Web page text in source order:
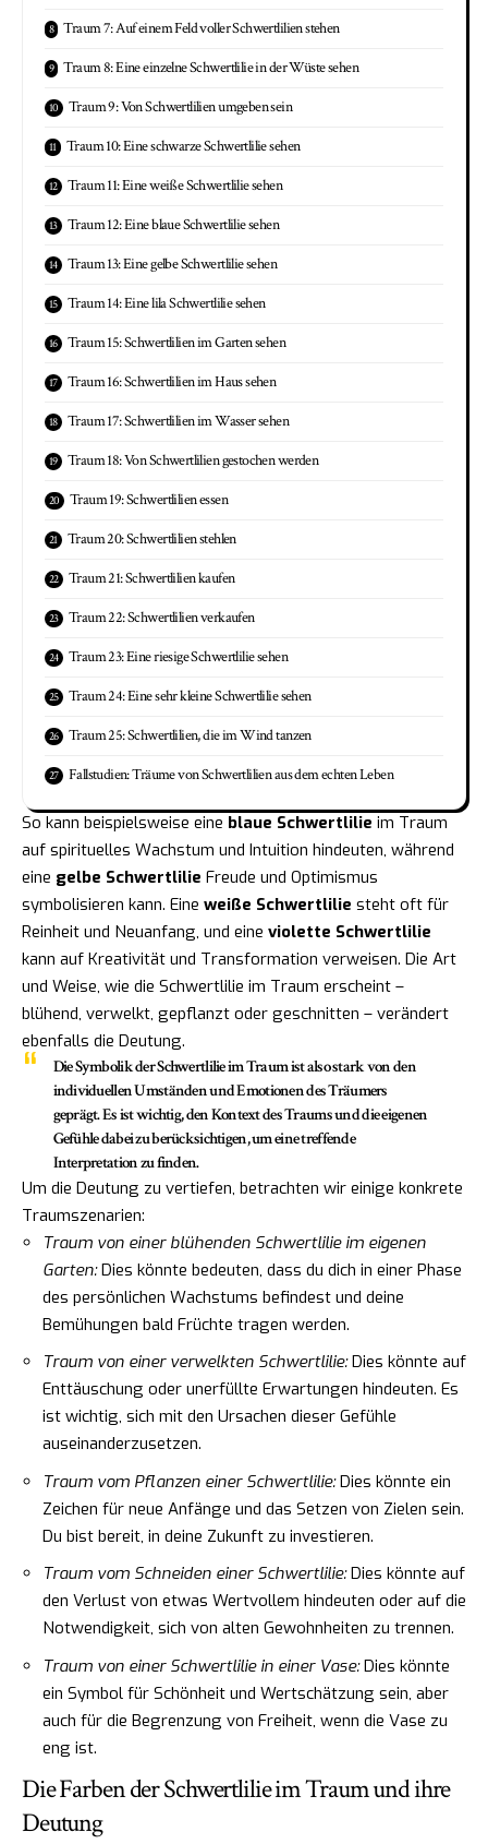
Traum 7: Auf einem Feld voller Schwertlilien stehen
Traum 8: Eine einzelne Schwertlilie in der Wüste sehen
Traum 9: Von Schwertlilien umgeben sein
Traum 10: Eine schwarze Schwertlilie sehen
Traum 11: Eine weiße Schwertlilie sehen
Traum 12: Eine blaue Schwertlilie sehen
Traum 13: Eine gelbe Schwertlilie sehen
Traum 14: Eine lila Schwertlilie sehen
Traum 15: Schwertlilien im Garten sehen
Traum 16: Schwertlilien im Haus sehen
Traum 17: Schwertlilien im Wasser sehen
Traum 18: Von Schwertlilien gestochen werden
Traum 19: Schwertlilien essen
Traum 20: Schwertlilien stehlen
Traum 21: Schwertlilien kaufen
Traum 22: Schwertlilien verkaufen
Traum 23: Eine riesige Schwertlilie sehen
Traum 24: Eine sehr kleine Schwertlilie sehen
Traum 25: Schwertlilien, die im Wind tanzen
Fallstudien: Träume von Schwertlilien aus dem echten Leben
So kann beispielsweise eine blaue Schwertlilie im Traum
auf spirituelles Wachstum und Intuition hindeuten, während
eine gelbe Schwertlilie Freude und Optimismus
symbolisieren kann. Eine weiße Schwertlilie steht oft für
Reinheit und Neuanfang, und eine violette Schwertlilie
kann auf Kreativität und Transformation verweisen. Die Art
und Weise, wie die Schwertlilie im Traum erscheint –
blühend, verwelkt, gepflanzt oder geschnitten – verändert
ebenfalls die Deutung.
Die Symbolik der Schwertlilie im Traum ist also stark von den
individuellen Umständen und Emotionen des Träumers
geprägt. Es ist wichtig, den Kontext des Traums und die eigenen
Gefühle dabei zu berücksichtigen, um eine treffende
Interpretation zu finden.
Um die Deutung zu vertiefen, betrachten wir einige konkrete
Traumszenarien:
Traum von einer blühenden Schwertlilie im eigenen
Garten:Dies könnte bedeuten, dass du dich in einer Phase
des persönlichen Wachstums befindest und deine
Bemühungen bald Früchte tragen werden.
Traum von einer verwelkten Schwertlilie:Dies könnte auf
Enttäuschung oder unerfüllte Erwartungen hindeuten. Es
ist wichtig, sich mit den Ursachen dieser Gefühle
auseinanderzusetzen.
Traum vom Pflanzen einer Schwertlilie:Dies könnte ein
Zeichen für neue Anfänge und das Setzen von Zielen sein.
Du bist bereit, in deine Zukunft zu investieren.
Traum vom Schneiden einer Schwertlilie:Dies könnte auf
den Verlust von etwas Wertvollem hindeuten oder auf die
Notwendigkeit, sich von alten Gewohnheiten zu trennen.
Traum von einer Schwertlilie in einer Vase:Dies könnte
ein Symbol für Schönheit und Wertschätzung sein, aber
auch für die Begrenzung von Freiheit, wenn die Vase zu
eng ist.
Die Farben der Schwertlilie im Traum und ihre
Deutung